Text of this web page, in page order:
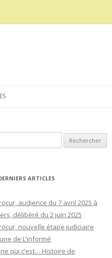
ARTICLES
audience du 7 avril 2025 à
délibéré du 2 juin 2025
nouvelle étape judiciaire
de L’informé
qui c’est… Histoire de